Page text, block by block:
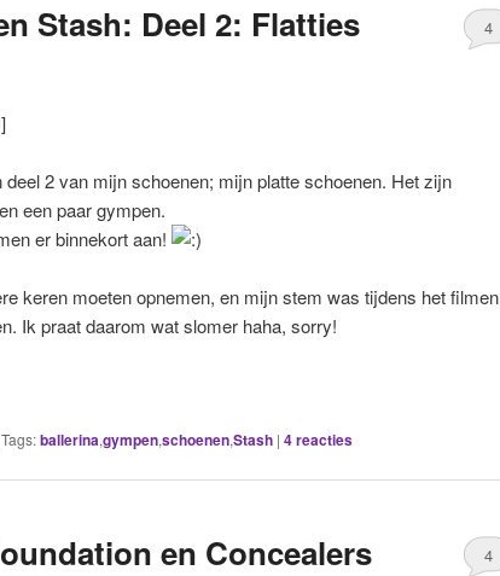
Stash: Deel 2: Flatties 4
2 van mijn schoenen; mijn platte schoenen. Het zijn
een paar gympen.
er binnekort aan!
keren moeten opnemen, en mijn stem was tijdens het filmen
Ik praat daarom wat slomer haha, sorry!
Tags:ballerina,gympen,schoenen,Stash | 4reacties
en Concealers 4